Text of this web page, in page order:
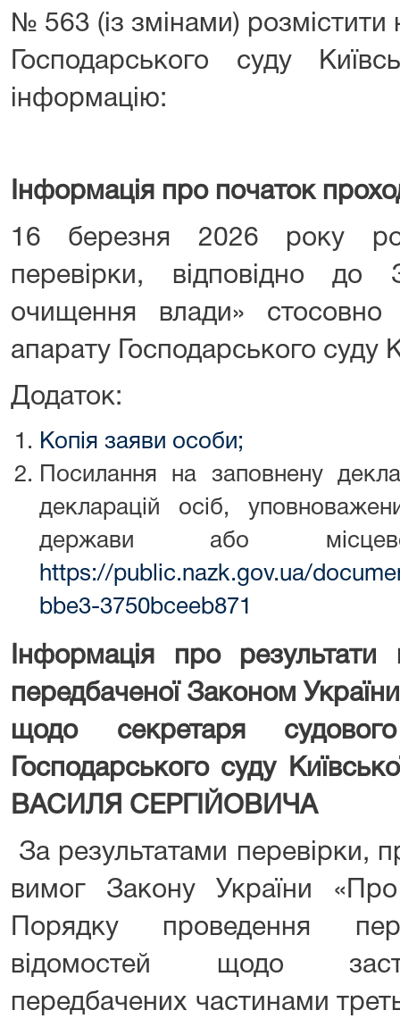
№ 563 (із змінами) розмістити
Господарського суду
інформацію:
Інформація про початок
16 березня 2026 року
перевірки, відповідно до
очищення влади»
апарату Господарського суду
Додаток:
Копія заяви особи;
Посилання на заповнену
декларацій осіб,
держави або
https://public.nazk.gov.ua/
bbe3-3750bceeb871
Інформація про результати
передбаченої Законом
щодо секретаря
Господарського суду
ВАСИЛЯ СЕРГІЙОВИЧА
За результатами перевірки,
вимог Закону України
Порядку проведення
відомостей щодо
передбачених частинами